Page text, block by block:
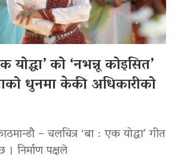
योद्धा’ को ‘नभन्नू कोइसित’
धुनमा केकी अधिकारीको
– चलचित्र ‘बा : एक योद्धा’ गीत
निर्माण पक्षले